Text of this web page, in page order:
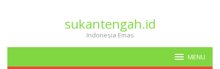
sukantengah.id
Indonesia Emas
MENU